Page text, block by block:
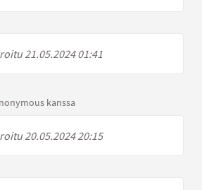
21.05.2024 01:41
kanssa
20.05.2024 20:15